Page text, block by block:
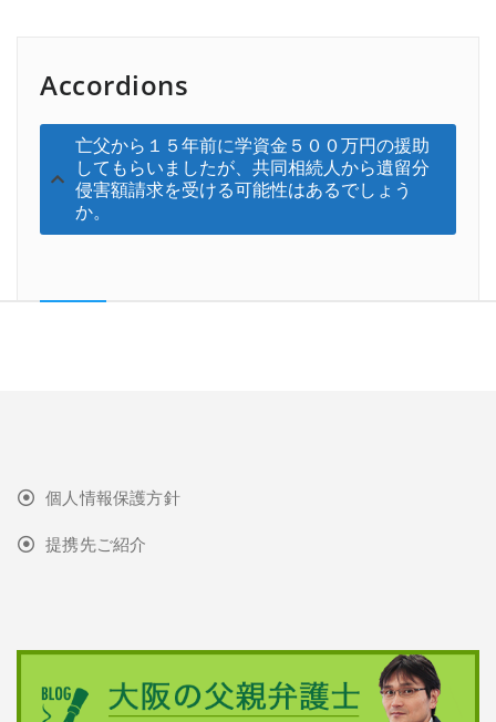
Accordions
亡父から１５年前に学資金５００万円の援助
してもらいましたが、共同相続人から遺留分
侵害額請求を受ける可能性はあるでしょう
か。
個人情報保護方針
提携先ご紹介